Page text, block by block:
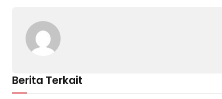
Berita Terkait